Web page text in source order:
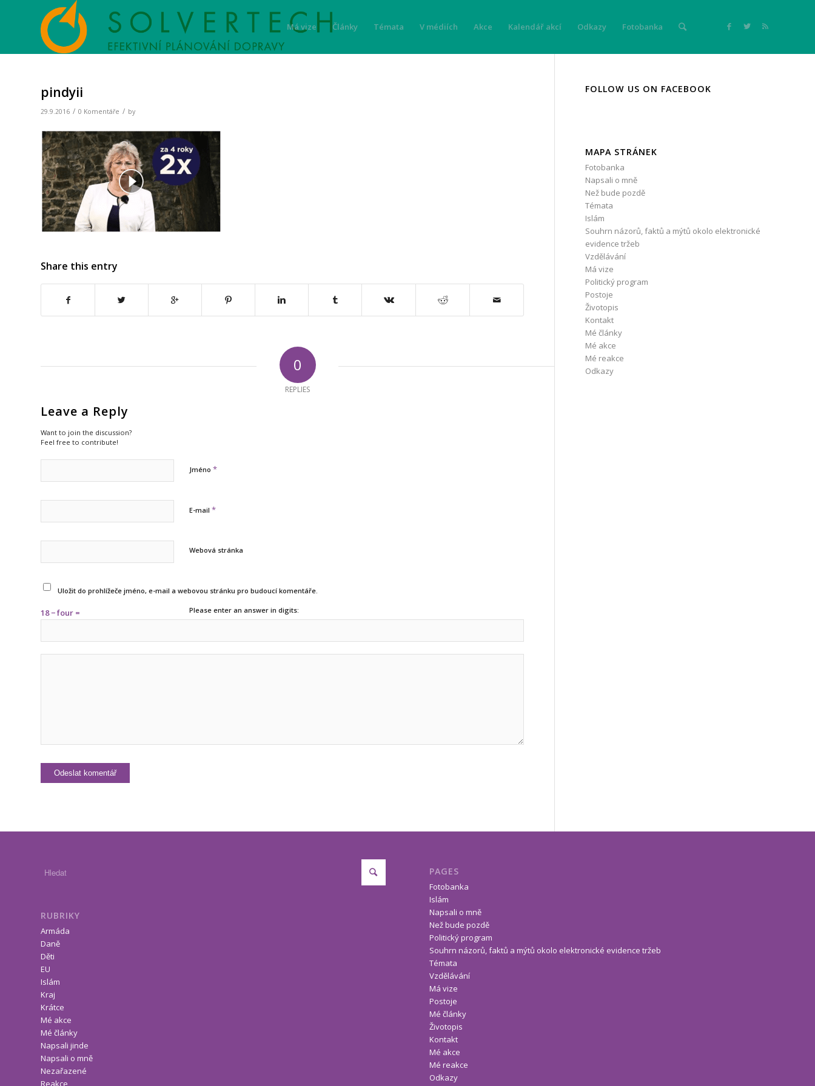
Má vize Články Témata V médiích Akce Kalendář akcí Odkazy Fotobanka
pindyii
29.9.2016 / 0 Komentáře / by
Share this entry
0
REPLIES
Leave a Reply
Want to join the discussion?
Feel free to contribute!
Jméno *
E-mail *
Webová stránka
Uložit do prohlížeče jméno, e-mail a webovou stránku pro budoucí komentáře.
Please enter an answer in digits:
18 − four =
FOLLOW US ON FACEBOOK
MAPA STRÁNEK
Fotobanka
Napsali o mně
Než bude pozdě
Témata
Islám
Souhrn názorů, faktů a mýtů okolo elektronické
evidence tržeb
Vzdělávání
Má vize
Politický program
Postoje
Životopis
Kontakt
Mé články
Mé akce
Mé reakce
Odkazy
RUBRIKY
Armáda
Daně
Děti
EU
Islám
Kraj
Krátce
Mé akce
Mé články
Napsali jinde
Napsali o mně
Nezařazené
Reakce
PAGES
Fotobanka
Islám
Napsali o mně
Než bude pozdě
Politický program
Souhrn názorů, faktů a mýtů okolo elektronické evidence tržeb
Témata
Vzdělávání
Má vize
Postoje
Mé články
Životopis
Kontakt
Mé akce
Mé reakce
Odkazy